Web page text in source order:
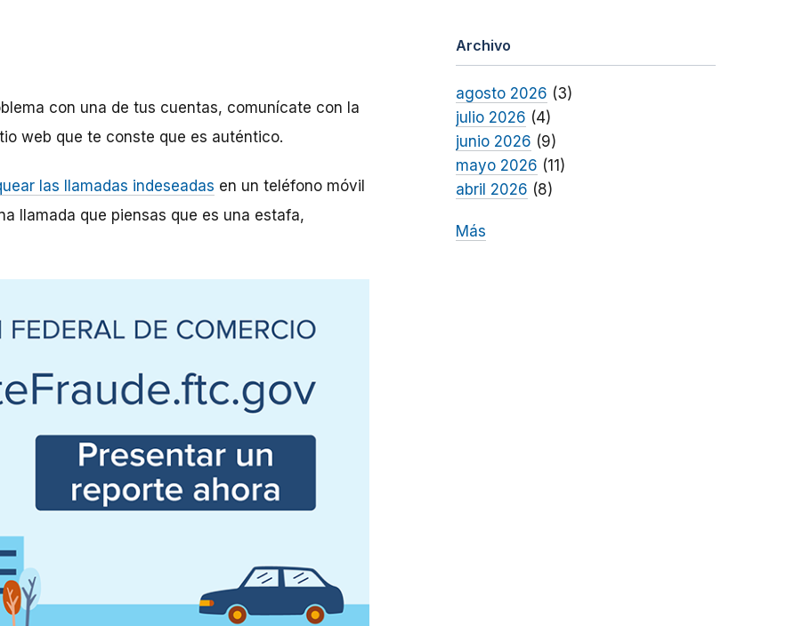
con una de tus cuentas, comunícate con la
web que te conste que es auténtico.
las llamadas indeseadas en un teléfono móvil
llamada que piensas que es una estafa,
Archivo
agosto 2026 (3)
julio 2026 (4)
junio 2026 (9)
mayo 2026 (11)
abril 2026 (8)
Más